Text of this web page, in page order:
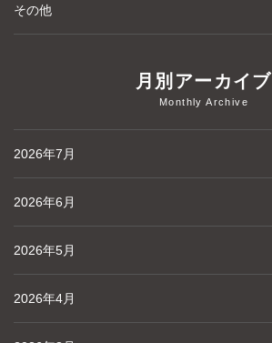
その他
月別アーカイブ
Monthly Archive
2026年7月
2026年6月
2026年5月
2026年4月